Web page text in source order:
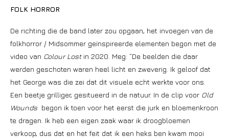
FOLK HORROR
De richting die de band later zou opgaan, het invoegen van de
folkhorror / Midsommer geïnspireerde elementen begon met de
video van Colour Lostin 2020. Meg: “De beelden die daar
werden geschoten waren heel licht en zweverig. Ik geloof dat
het George was die zei dat dit visuele echt werkte voor ons.
Een beetje grilliger, gesitueerd in de natuur. In de clip voor Old
Wounds begon ik toen voor het eerst die jurk en bloemenkroon
te dragen. Ik heb een eigen zaak waar ik droogbloemen
verkoop, dus dat en het feit dat ik een heks ben kwam mooi